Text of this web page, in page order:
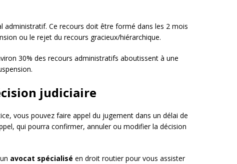
administratif. Ce recours doit être formé dans les 2 mois
ou le rejet du recours gracieux/hiérarchique.
30% des recours administratifs aboutissent à une
judiciaire
vous pouvez faire appel du jugement dans un délai de
qui pourra confirmer, annuler ou modifier la décision
avocat spécialisé en droit routier pour vous assister